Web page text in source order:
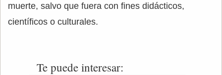
muerte, salvo que fuera con fines didácticos,
científicos o culturales.
Te puede interesar: